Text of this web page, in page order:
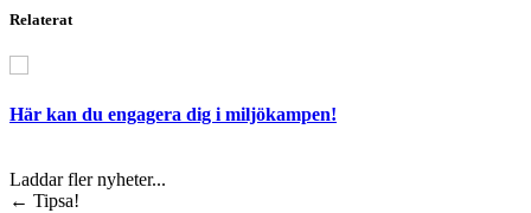
Relaterat
Här kan du engagera dig i miljökampen!
Laddar fler nyheter...
← Tipsa!